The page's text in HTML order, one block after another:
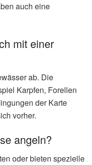
auch eine
mit einer
ab. Die
Karpfen, Forellen
der Karte
vorher.
angeln?
oder bieten spezielle